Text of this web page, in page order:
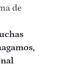
de